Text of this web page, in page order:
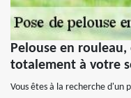
Pelouse en
totalement à votre
Vous êtes à la recherche d'un